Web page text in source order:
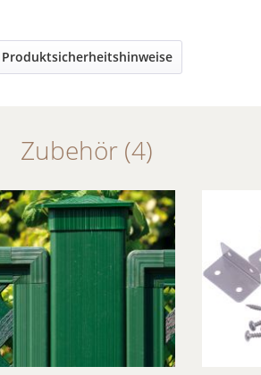
Produktsicherheitshinweise
Zubehör (4)